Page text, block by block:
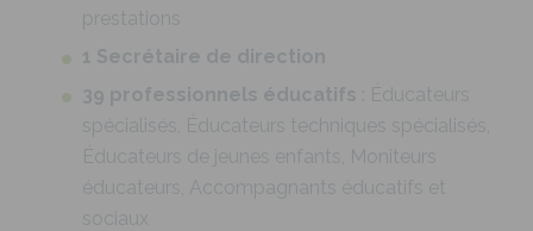
prestations
1 Secrétaire de direction
39 professionnels éducatifs : Éducateurs
spécialisés, Éducateurs techniques spécialisés,
Éducateurs de jeunes enfants, Moniteurs
éducateurs, Accompagnants éducatifs et
sociaux